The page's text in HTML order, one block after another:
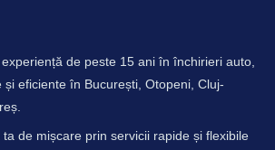
de peste 15 ani în închirieri auto,
eficiente în București, Otopeni, Cluj-
de mișcare prin servicii rapide și flexibile